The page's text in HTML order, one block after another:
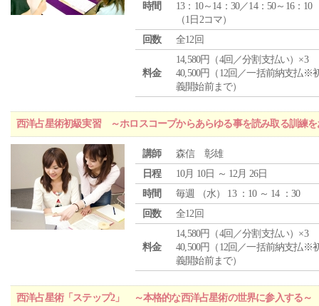
時間
13：10～14：30／14：50～16：10
（1日2コマ）
回数
全12回
料金
14,580円（4回／分割支払い）×3
40,500円（12回／一括前納支払※
義開始前まで）
西洋占星術初級実習 ～ホロスコープからあらゆる事を読み取る訓練を
講師
森信 彰雄
日程
10月 10日 ～ 12月 26日
時間
毎週 （水） 13 ：10 ～ 14 ：30
回数
全12回
料金
14,580円（4回／分割支払い）×3
40,500円（12回／一括前納支払※
義開始前まで）
西洋占星術「ステップ2」 ～本格的な西洋占星術の世界に参入する～